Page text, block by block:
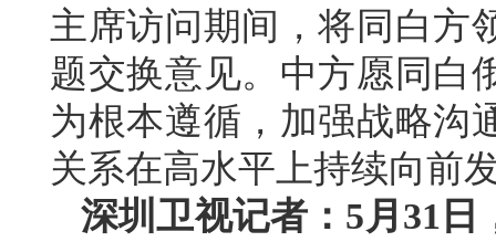
主席访问期间，将同白方
题交换意见。中方愿同白
为根本遵循，加强战略沟
关系在高水平上持续向前
深圳卫视记者：5月31